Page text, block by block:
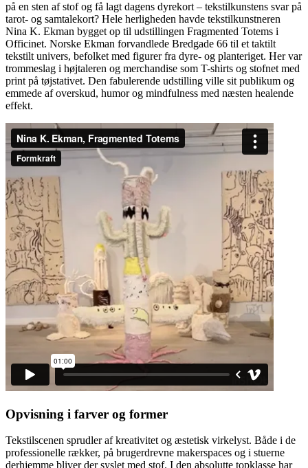
på en sten af stof og få lagt dagens dyrekort – tekstilkunstens svar på
tarot- og samtalekort? Hele herligheden havde tekstilkunstneren
Nina K. Ekman bygget op til udstillingen Fragmented Totems i
Officinet. Norske Ekman forvandlede Bredgade 66 til et taktilt
tekstilt univers, befolket med figurer fra dyre- og planteriget. Her var
trommeslag i højtaleren og merchandise som T-shirts og stofnet med
print på tøjstativet. Den fabulerende udstilling ville sit publikum og
emmede af overskud, humor og mindfulness med næsten healende
effekt.
Opvisning i farver og former
Tekstilscenen sprudler af kreativitet og æstetisk virkelyst. Både i de
professionelle rækker, på brugerdrevne makerspaces og i stuerne
derhjemme bliver der syslet med stof. I den absolutte topklasse har